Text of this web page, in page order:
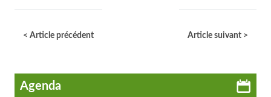
< Article précédent Article suivant >
Agenda